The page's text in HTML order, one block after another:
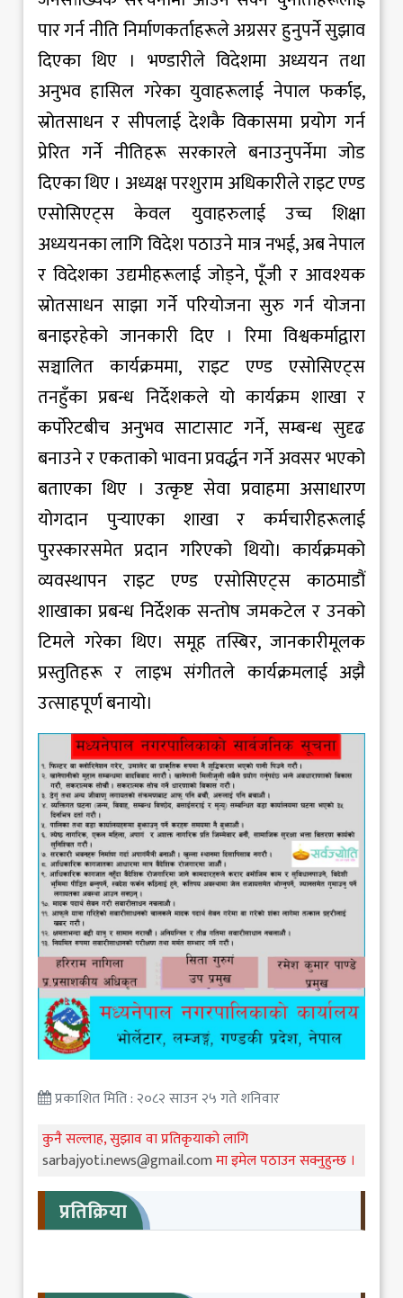
पार गर्न नीति निर्माणकर्ताहरूले अग्रसर हुनुपर्ने सुझाव
दिएका थिए । भण्डारीले विदेशमा अध्ययन तथा
अनुभव हासिल गरेका युवाहरूलाई नेपाल फर्काइ,
स्रोतसाधन र सीपलाई देशकै विकासमा प्रयोग गर्न
प्रेरित गर्ने नीतिहरू सरकारले बनाउनुपर्नेमा जोड
दिएका थिए । अध्यक्ष परशुराम अधिकारीले राइट एण्ड
एसोसिएट्स केवल युवाहरुलाई उच्च शिक्षा
अध्ययनका लागि विदेश पठाउने मात्र नभई, अब नेपाल
र विदेशका उद्यमीहरूलाई जोड्ने, पूँजी र आवश्यक
स्रोतसाधन साझा गर्ने परियोजना सुरु गर्न योजना
बनाइरहेको जानकारी दिए । रिमा विश्वकर्माद्वारा
सञ्चालित कार्यक्रममा, राइट एण्ड एसोसिएट्स
तनहुँका प्रबन्ध निर्देशकले यो कार्यक्रम शाखा र
कर्पोरेटबीच अनुभव साटासाट गर्ने, सम्बन्ध सुदृढ
बनाउने र एकताको भावना प्रवर्द्धन गर्ने अवसर भएको
बताएका थिए । उत्कृष्ट सेवा प्रवाहमा असाधारण
योगदान पुर्‍याएका शाखा र कर्मचारीहरूलाई
पुरस्कारसमेत प्रदान गरिएको थियो। कार्यक्रमको
व्यवस्थापन राइट एण्ड एसोसिएट्स काठमाडौं
शाखाका प्रबन्ध निर्देशक सन्तोष जमकटेल र उनको
टिमले गरेका थिए। समूह तस्बिर, जानकारीमूलक
प्रस्तुतिहरू र लाइभ संगीतले कार्यक्रमलाई अझै
उत्साहपूर्ण बनायो।
प्रकाशित मिति : २०८२ साउन २५ गते शनिवार
कुनै सल्लाह, सुझाव वा प्रतिकृयाको लागि
sarbajyoti.news@gmail.comमा इमेल पठाउन सक्नुहुन्छ ।
प्रतिक्रिया